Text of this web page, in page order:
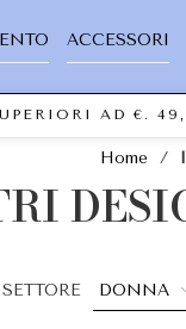
ACCESSORI
AD €.
Home /